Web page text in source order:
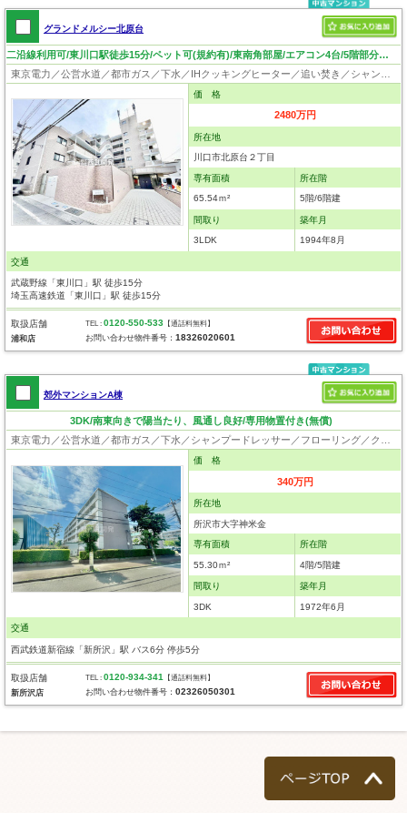
グランドメルシー北原台
二沿線利用可/東川口駅徒歩15分/ペット可(規約有)/東南角部屋/エアコン4台/5階部分につき眺望・日当り良好
価 格
2480万円
所在地
川口市北原台２丁目
専有面積
65.54ｍ²
所在階
5階/6階建
間取り
3LDK
築年月
1994年8月
交通
武蔵野線「東川口」駅 徒歩15分
埼玉高速鉄道「東川口」駅 徒歩15分
取扱店舗
浦和店
TEL :0120-550-533 【通話料無料】
お問い合わせ物件番号：18326020601
郊外マンションA棟
3DK/南東向きで陽当たり、風通し良好/専用物置付き(無償)
価 格
340万円
所在地
所沢市大字神米金
専有面積
55.30ｍ²
所在階
4階/5階建
間取り
3DK
築年月
1972年6月
交通
西武鉄道新宿線「新所沢」駅 バス6分 停歩5分
取扱店舗
新所沢店
TEL :0120-934-341 【通話料無料】
お問い合わせ物件番号：02326050301